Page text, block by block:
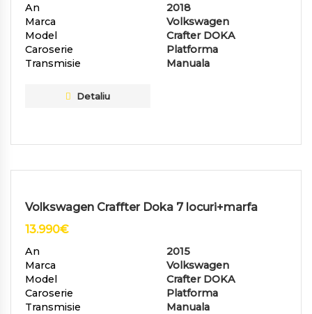
An
2018
Marca
Volkswagen
Model
Crafter DOKA
Caroserie
Platforma
Transmisie
Manuala
Detaliu
Volkswagen Craffter Doka 7 locuri+marfa
13.990€
An
2015
Marca
Volkswagen
Model
Crafter DOKA
Caroserie
Platforma
Transmisie
Manuala